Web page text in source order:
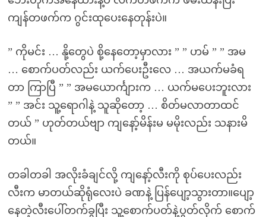
ကျန်တဖက်က ဂွင်းထုပေးနေတုန်းပဲ။
” ကိုမင်း … နို့တွေပဲ စို့နေတော့မှာလား ” ” ဟမ် ” ” အမ
… စောက်ပတ်လည်း ယက်ပေးဦးလေ … အယက်မခံရ
တာ ကြာပြီ ” ” အမယောင်္ကျားက … ယက်မပေးဘူးလား
” ” အင်း သူ့ရောဂါနဲ့ သူဆိုတော့ … စိတ်မလာတာထင်
တယ် ” ဟုတ်တယ်ဗျာ ကျနော့်မိန်းမ မမိုးလည်း သနားမိ
တယ်။
တခါတခါ အလိုးခံချင်လို့ ကျနော့်လီးကို စုပ်ပေးလည်း
လီးက မာတယ်ဆိုရုံလေးပဲ ခဏနဲ့ ပြန်ပျော့သွားတာ။ပျော့
နေတဲ့လီးပေါ်တက်ခွပြီး သူ့စောက်ပတ်နဲ့ပွတ်လိုက် စောက်